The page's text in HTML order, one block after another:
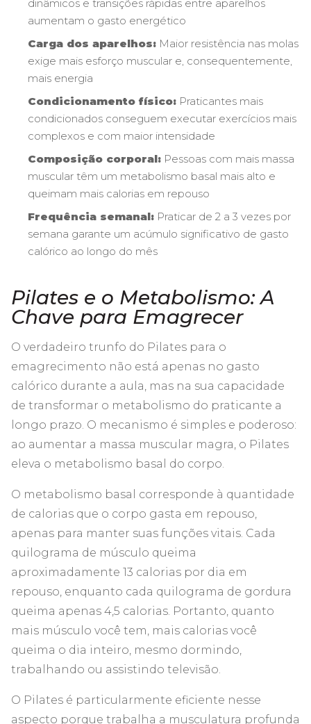
dinâmicos e transições rápidas entre aparelhos
aumentam o gasto energético
Carga dos aparelhos: Maior resistência nas molas
exige mais esforço muscular e, consequentemente,
mais energia
Condicionamento físico: Praticantes mais
condicionados conseguem executar exercícios mais
complexos e com maior intensidade
Composição corporal: Pessoas com mais massa
muscular têm um metabolismo basal mais alto e
queimam mais calorias em repouso
Frequência semanal: Praticar de 2 a 3 vezes por
semana garante um acúmulo significativo de gasto
calórico ao longo do mês
Pilates e o Metabolismo: A
Chave para Emagrecer
O verdadeiro trunfo do Pilates para o
emagrecimento não está apenas no gasto
calórico durante a aula, mas na sua capacidade
de transformar o metabolismo do praticante a
longo prazo. O mecanismo é simples e poderoso:
ao aumentar a massa muscular magra, o Pilates
eleva o metabolismo basal do corpo.
O metabolismo basal corresponde à quantidade
de calorias que o corpo gasta em repouso,
apenas para manter suas funções vitais. Cada
quilograma de músculo queima
aproximadamente 13 calorias por dia em
repouso, enquanto cada quilograma de gordura
queima apenas 4,5 calorias. Portanto, quanto
mais músculo você tem, mais calorias você
queima o dia inteiro, mesmo dormindo,
trabalhando ou assistindo televisão.
O Pilates é particularmente eficiente nesse
aspecto porque trabalha a musculatura profunda